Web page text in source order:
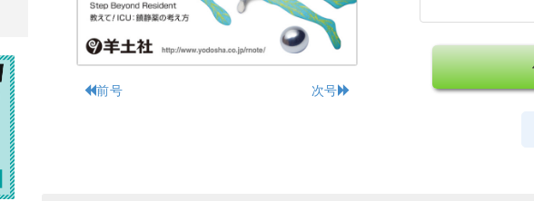
前号 次号